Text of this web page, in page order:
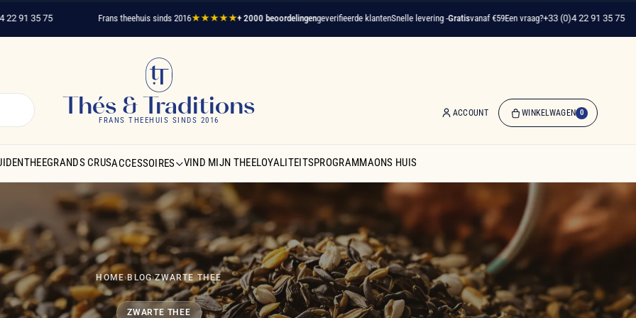
75 Frans theehuis sinds 2016★★★★★+ 2000 beoordelingengeverifieerde klantenSnelle levering -Gratisvanaf €59Een vraag?+33 (0)4 22 91 35 75
Thés & Traditions
FRANS THEEHUIS SINDS 2016
ACCOUNT WINKELWAGEN 0
GRANDS CRUSACCESSOIRES VIND MIJN THEELOYALITEITSPROGRAMMAONS HUIS
HOME›BLOG›ZWARTE THEE
ZWARTE THEE